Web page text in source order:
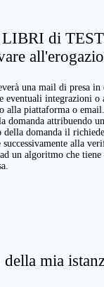
di
una mail di presa
integrazioni
alla piattaforma o
domanda attribuendo
della domanda il
alla
un algoritmo che
mia